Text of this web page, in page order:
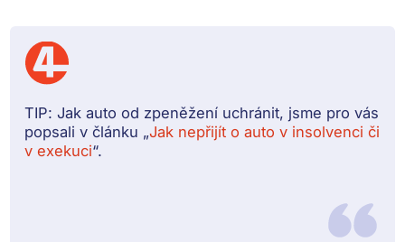
TIP: Jak auto od zpeněžení uchránit, jsme pro vás
popsali v článku „Jak nepřijít o auto v insolvenci či
v exekuci“.